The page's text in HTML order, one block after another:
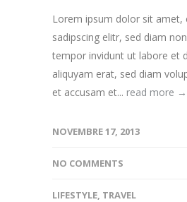
Lorem ipsum dolor sit amet,
sadipscing elitr, sed diam
tempor invidunt ut labore et
aliquyam erat, sed diam
et accusam et... read more →
NOVEMBRE 17, 2013
NO COMMENTS
LIFESTYLE, TRAVEL